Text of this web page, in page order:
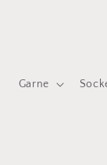
Garne